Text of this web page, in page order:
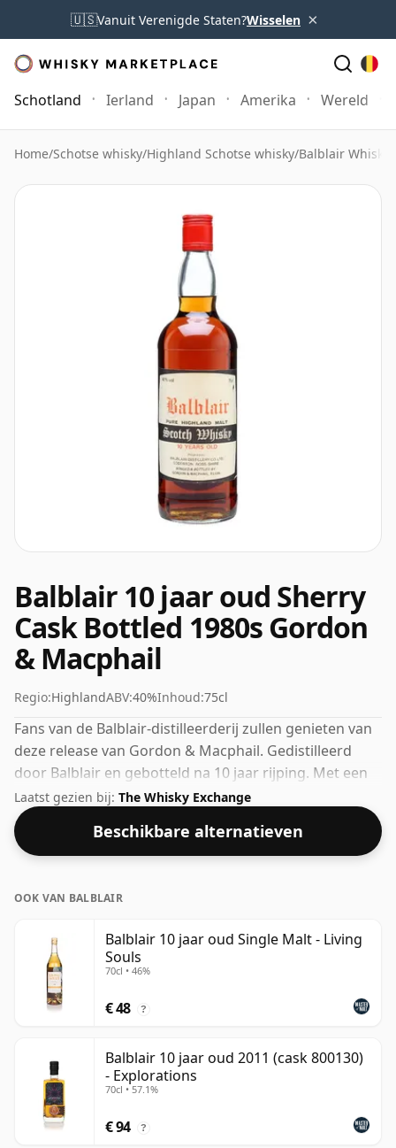
🇺🇸Vanuit Verenigde Staten?Wisselen ×
Schotland Ierland Japan Amerika Wereld
Home/Schotse whisky/Highland Schotse whisky/Balblair Whisky
Balblair 10 jaar oud Sherry
Cask Bottled 1980s Gordon
& Macphail
Regio:HighlandABV:40%Inhoud:75cl
Fans van de Balblair-distilleerderij zullen genieten van
deze release van Gordon & Macphail. Gedistilleerd
door Balblair en gebotteld na 10 jaar rijping. Met een
ABV (alcohol per volume) van 40% - dichtbij de
minimale sterkte die whisky kan worden gebotteld - en
daarom te beschouwen als een whisky van
"standaard" sterkte.
Laatst gezien bij: The Whisky Exchange
Beschikbare alternatieven
OOK VAN BALBLAIR
Balblair 10 jaar oud Single Malt - Living
Souls
70cl • 46%
€ 48 ?
Balblair 10 jaar oud 2011 (cask 800130)
- Explorations
70cl • 57.1%
€ 94 ?